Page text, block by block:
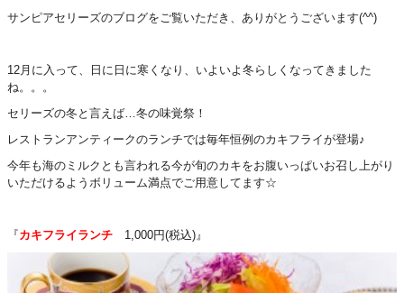
サンピアセリーズのブログをご覧いただき、ありがとうございます(^^)
12月に入って、日に日に寒くなり、いよいよ冬らしくなってきました
ね。。。
セリーズの冬と言えば…冬の味覚祭！
レストランアンティークのランチでは毎年恒例のカキフライが登場♪
今年も海のミルクとも言われる今が旬のカキをお腹いっぱいお召し上がり
いただけるようボリューム満点でご用意してます☆
『カキフライランチ 1,000円(税込)』